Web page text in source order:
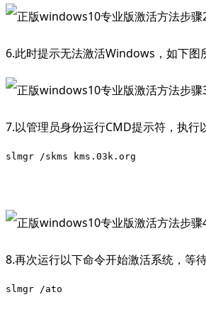
6.此时提示无法激活Windows，如下图
7.以管理员身份运行CMD提示符，执行
slmgr /skms kms.03k.org
8.再次运行以下命令开始激活系统，等
slmgr /ato